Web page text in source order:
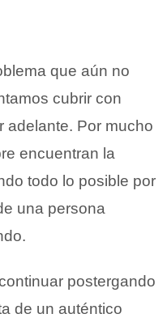
que aún no
cubrir con
adelante. Por mucho
encuentran la
todo lo posible por
una persona
postergando
de un auténtico